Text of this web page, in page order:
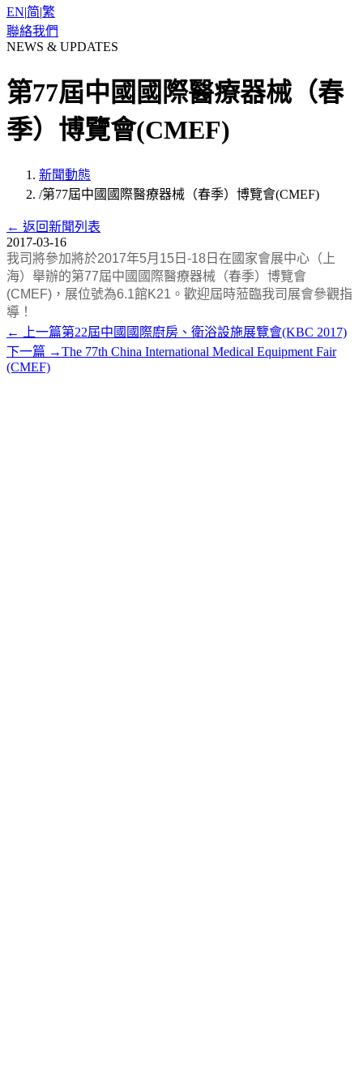
EN|简|繁
聯絡我們
NEWS & UPDATES
第77屆中國國際醫療器械（春
季）博覽會(CMEF)
新聞動態
/第77屆中國國際醫療器械（春季）博覽會(CMEF)
← 返回新聞列表
2017-03-16
我司將參加將於2017年5月15日-18日在國家會展中心（上
海）舉辦的第77屆中國國際醫療器械（春季）博覽會
(CMEF)，展位號為6.1館K21。歡迎屆時蒞臨我司展會參觀指
導！
←
上一篇第22屆中國國際廚房、衛浴設施展覽會(KBC 2017)
下一篇 →The 77th China International Medical Equipment Fair
(CMEF)